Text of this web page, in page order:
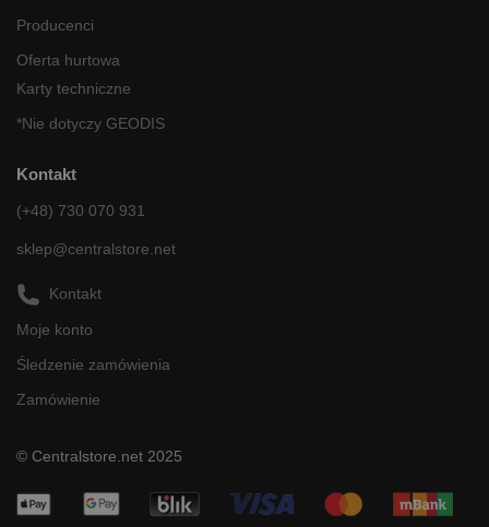
Producenci
Oferta hurtowa
Karty techniczne
*Nie dotyczy GEODIS
Kontakt
(+48) 730 070 931
sklep@centralstore.net
Kontakt
Moje konto
Śledzenie zamówienia
Zamówienie
© Centralstore.net 2025